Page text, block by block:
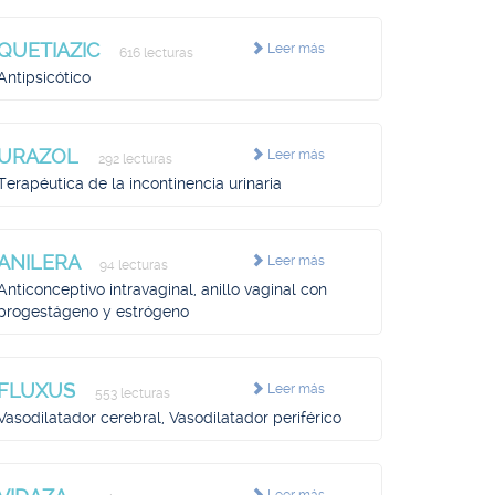
Leer más
616 lecturas
Leer más
292 lecturas
de la incontinencia urinaria
Leer más
94 lecturas
intravaginal, anillo vaginal con
y estrógeno
Leer más
553 lecturas
cerebral, Vasodilatador periférico